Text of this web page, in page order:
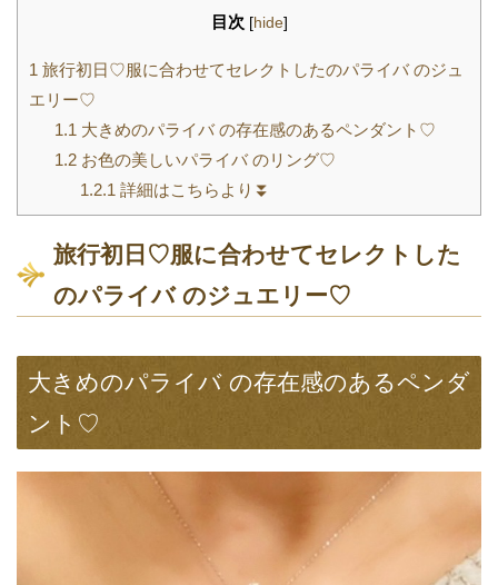
目次 [hide]
1 旅行初日♡服に合わせてセレクトしたのパライバ のジュ
エリー♡
1.1 大きめのパライバ の存在感のあるペンダント♡
1.2お色の美しいパライバ のリング♡
1.2.1 詳細はこちらより⏬
旅行初日♡服に合わせてセレクトした
のパライバ のジュエリー♡
大きめのパライバ の存在感のあるペンダ
ント♡